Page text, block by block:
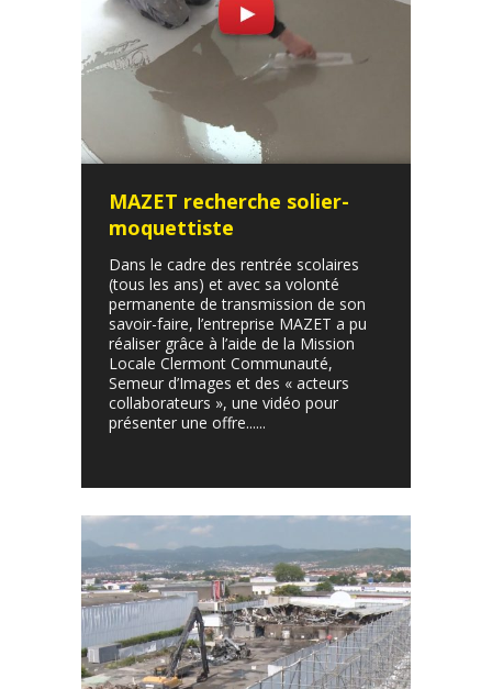
MAZET recherche solier-
moquettiste
Dans le cadre des rentrée scolaires
(tous les ans) et avec sa volonté
permanente de transmission de son
savoir-faire, l’entreprise MAZET a pu
réaliser grâce à l’aide de la Mission
Locale Clermont Communauté,
Semeur d’Images et des « acteurs
collaborateurs », une vidéo pour
présenter une offre......